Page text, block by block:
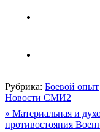
Рубрика: Боевой опыт
Новости СМИ2
Навигация
» Материальная и
противостояния